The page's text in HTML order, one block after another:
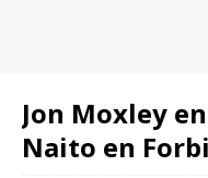
Jon Moxley
Naito en